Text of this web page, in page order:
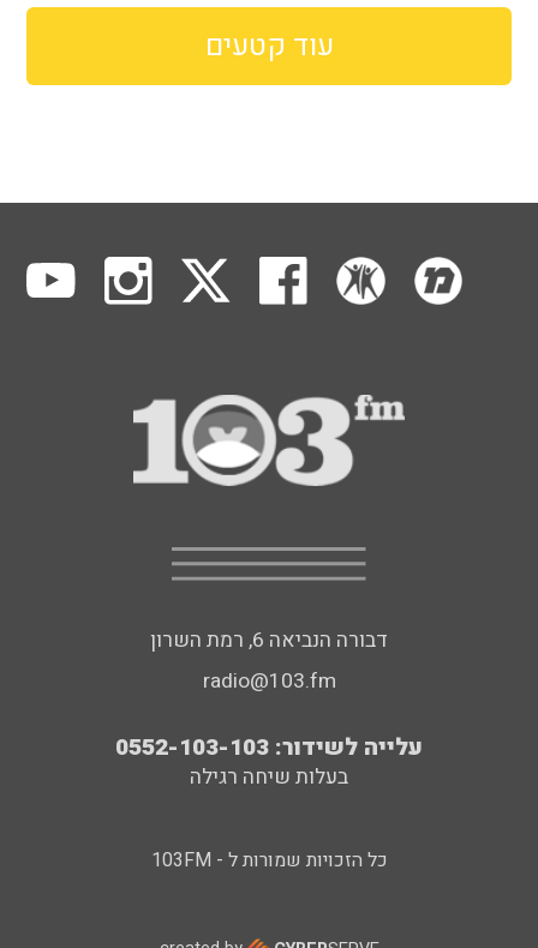
עוד קטעים
דבורה הנביאה 6, רמת השרון
radio@103.fm
עלייה לשידור: 0552-103-103
בעלות שיחה רגילה
כל הזכויות שמורות ל - 103FM